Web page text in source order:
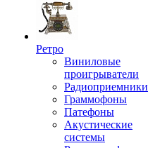
Ретро
Виниловые
проигрыватели
Радиоприемники
Граммофоны
Патефоны
Акустические
системы